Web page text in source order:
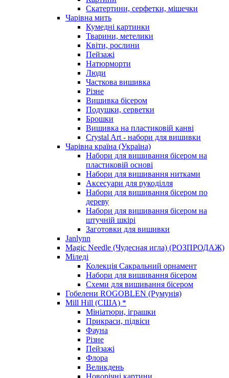
Скатертини, серфетки, мішечки
Чарiвна мить
Кумедні картинки
Тварини, метелики
Квіти, рослини
Пейзажі
Натюрморти
Люди
Часткова вишивка
Різне
Вишивка бісером
Подушки, серветки
Брошки
Вишивка на пластиковій канві
Crystal Art - набори для вишивки
Чарівна країна (Україна)
Набори для вишивання бісером на
пластиковій основі
Набори для вишивання нитками
Аксесуари для рукоділля
Набори для вишивання бісером по
дереву
Набори для вишивання бісером на
штучній шкірі
Заготовки для вишивки
Janlynn
Magic Needle (Чудесная игла) (РОЗПРОДАЖ)
Міледі
Колекція Сакральний орнамент
Набори для вишивання бісером
Схеми для вишивання бісером
Гобелени ROGOBLEN (Румунія)
Mill Hill (США) *
Мініатюри, іграшки
Прикраси, підвіси
Фауна
Різне
Пейзажі
Флора
Великдень
Новорічні картини